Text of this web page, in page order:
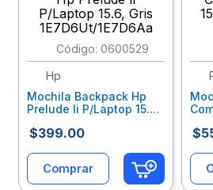
: 0600529
Hp
Mochila Backpack Hp
Prelude Ii P/Laptop 15.6,
$399.00
Comprar
$
lapiz
escolar